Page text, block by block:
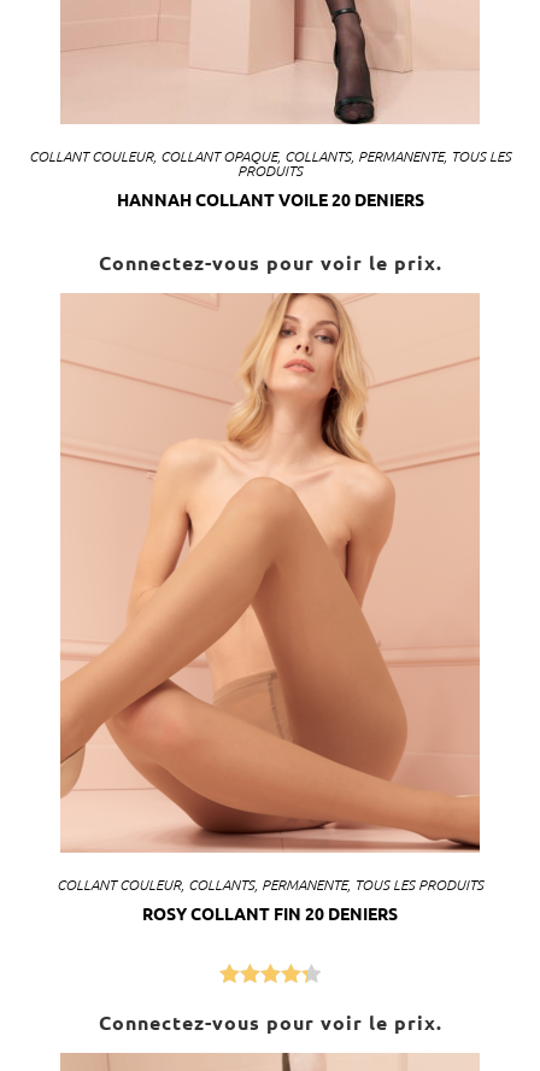
COLLANT COULEUR, COLLANT OPAQUE, COLLANTS, PERMANENTE, TOUS LES
PRODUITS
HANNAH COLLANT VOILE 20 DENIERS
Connectez-vous pour voir le prix.
COLLANT COULEUR, COLLANTS, PERMANENTE, TOUS LES PRODUITS
ROSY COLLANT FIN 20 DENIERS
sur 5
Connectez-vous pour voir le prix.